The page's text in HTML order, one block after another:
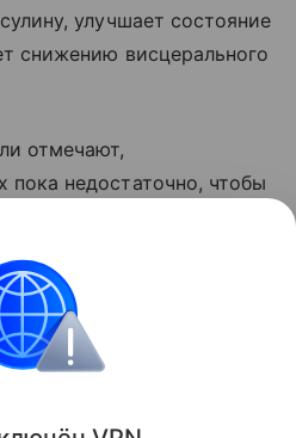
улучшает состояние
снижению висцерального
отмечают,
недостаточно, чтобы
по отдельности.
Поделиться